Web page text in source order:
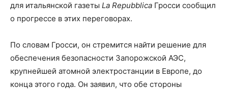
для итальянской газеты La Repubblica Гросси сообщил
о прогрессе в этих переговорах.
По словам Гросси, он стремится найти решение для
обеспечения безопасности Запорожской АЭС,
крупнейшей атомной электростанции в Европе, до
конца этого года. Он заявил, что обе стороны